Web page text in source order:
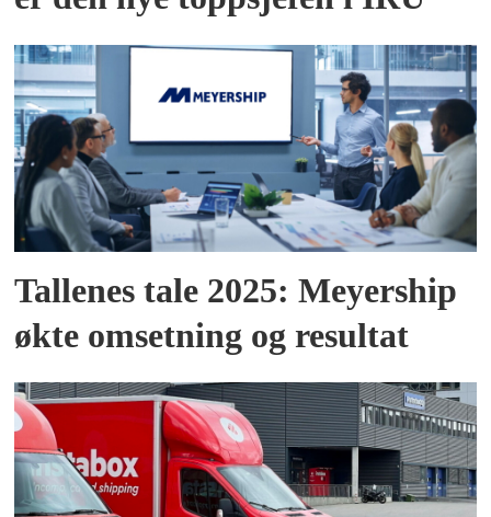
Tallenes tale 2025: Meyership
økte omsetning og resultat